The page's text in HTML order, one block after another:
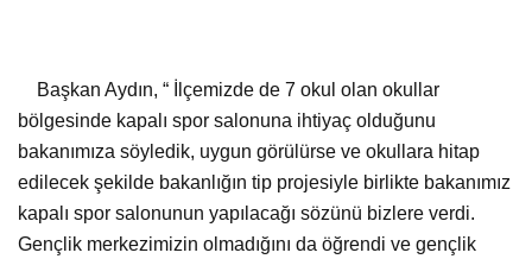
Başkan Aydın, “ İlçemizde de 7 okul olan okullar
bölgesinde kapalı spor salonuna ihtiyaç olduğunu
bakanımıza söyledik, uygun görülürse ve okullara hitap
edilecek şekilde bakanlığın tip projesiyle birlikte bakanımız
kapalı spor salonunun yapılacağı sözünü bizlere verdi.
Gençlik merkezimizin olmadığını da öğrendi ve gençlik